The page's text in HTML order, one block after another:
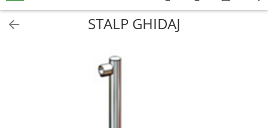
STALP GHIDAJ